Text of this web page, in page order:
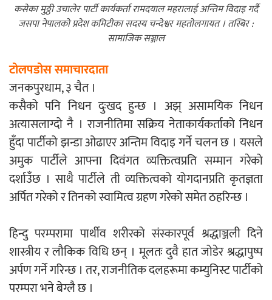
प्रतिस्पर्धाबिनाको नियुक्ति बदरबारे अन्तरिम
आदेश निक्र्योल गर्न असार ६ मा पेसी
निर्धारित ठाउँमा राजर्षिजनक विश्वविद्यालय
भवन बनाउन उपकुलपतिद्वारा आनाकानी
कसेका मुठ्ठी उचालेर पार्टी कार्यकर्ता रामदयाल महरालाई अन्तिम विदाइ गर्दै
जसपा नेपालको प्रदेश कमिटीका सदस्य चन्देश्वर महतोलगायत । तस्बिर :
सामाजिक सञ्जाल
टोलपडोस समाचारदाता
जनकपुरधाम, ३ चैत ।
कसैको पनि निधन दुःखद हुन्छ । अझ् असामयिक निधन
अत्यासलाग्दो नै । राजनीतिमा सक्रिय नेताकार्यकर्ताको निधन
हुँदा पार्टीको झन्डा ओढाएर अन्तिम विदाइ गर्ने चलन छ । यसले
अमुक पार्टीले आफ्ना दिवंगत व्यक्तित्वप्रति सम्मान गरेको
दर्शाउँछ । साथै पार्टीले ती व्यक्तित्वको योगदानप्रति कृतज्ञता
अर्पित गरेको र तिनको स्वामित्व ग्रहण गरेको समेत ठहरिन्छ ।
हिन्दु परम्परामा पार्थीव शरीरको संस्कारपूर्व श्रद्धाञ्जली दिने
शास्त्रीय र लौकिक विधि छन् । मूलतः दुवै हात जोडेर श्रद्धापुष्प
अर्पण गर्ने गरिन्छ । तर, राजनीतिक दलहरूमा कम्युनिस्ट पार्टीको
परम्परा भने बेग्लै छ ।